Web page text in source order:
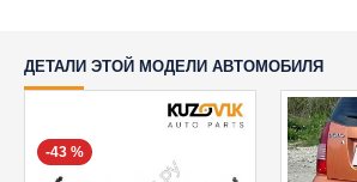
ДЕТАЛИ ЭТОЙ МОДЕЛИ АВТОМОБИЛЯ
-43 %